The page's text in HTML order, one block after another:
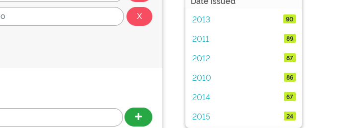
2013
90
2011 89
2012 87
2010 86
2014 67
2015 24